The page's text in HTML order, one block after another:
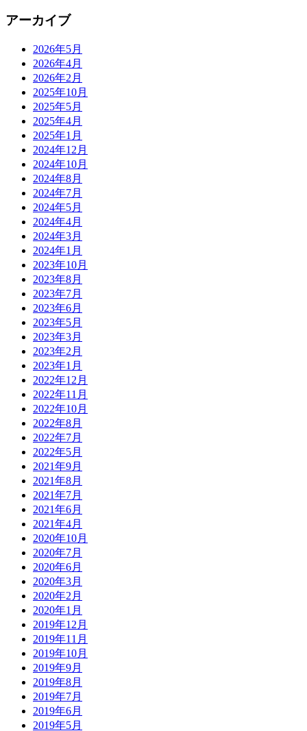
アーカイブ
2026年5月
2026年4月
2026年2月
2025年10月
2025年5月
2025年4月
2025年1月
2024年12月
2024年10月
2024年8月
2024年7月
2024年5月
2024年4月
2024年3月
2024年1月
2023年10月
2023年8月
2023年7月
2023年6月
2023年5月
2023年3月
2023年2月
2023年1月
2022年12月
2022年11月
2022年10月
2022年8月
2022年7月
2022年5月
2021年9月
2021年8月
2021年7月
2021年6月
2021年4月
2020年10月
2020年7月
2020年6月
2020年3月
2020年2月
2020年1月
2019年12月
2019年11月
2019年10月
2019年9月
2019年8月
2019年7月
2019年6月
2019年5月